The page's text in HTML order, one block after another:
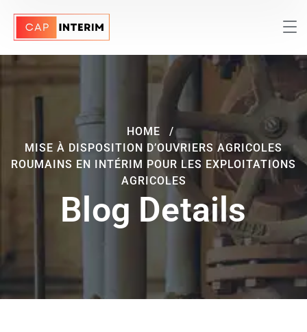
Blog Details
HOME
MISE À DISPOSITION D’OUVRIERS AGRICOLES
ROUMAINS EN INTÉRIM POUR LES EXPLOITATIONS
AGRICOLES